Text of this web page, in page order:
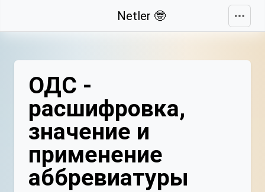
Netler 🤓
ОДС -
расшифровка,
значение и
применение
аббревиатуры